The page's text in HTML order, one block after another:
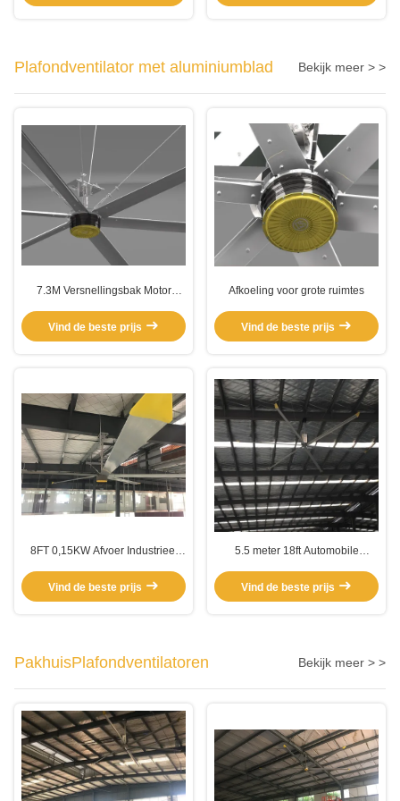
Plafondventilator met aluminiumblad Bekijk meer > >
7.3M Versnellingsbak Motor
HVL ventilator
Vind de beste prijs
Afkoeling voor grote ruimtes
Vind de beste prijs
8FT 0,15KW Afvoer Industrieel
Vind de beste prijs
5.5 meter 18ft Automobile
Plafondventilator
Vind de beste prijs
PakhuisPlafondventilatoren Bekijk meer > >